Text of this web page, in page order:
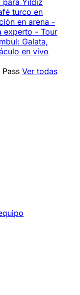
para Yildiz
turco en
en arena -
experto - Tour
Galata,
en vivo
Ver todas